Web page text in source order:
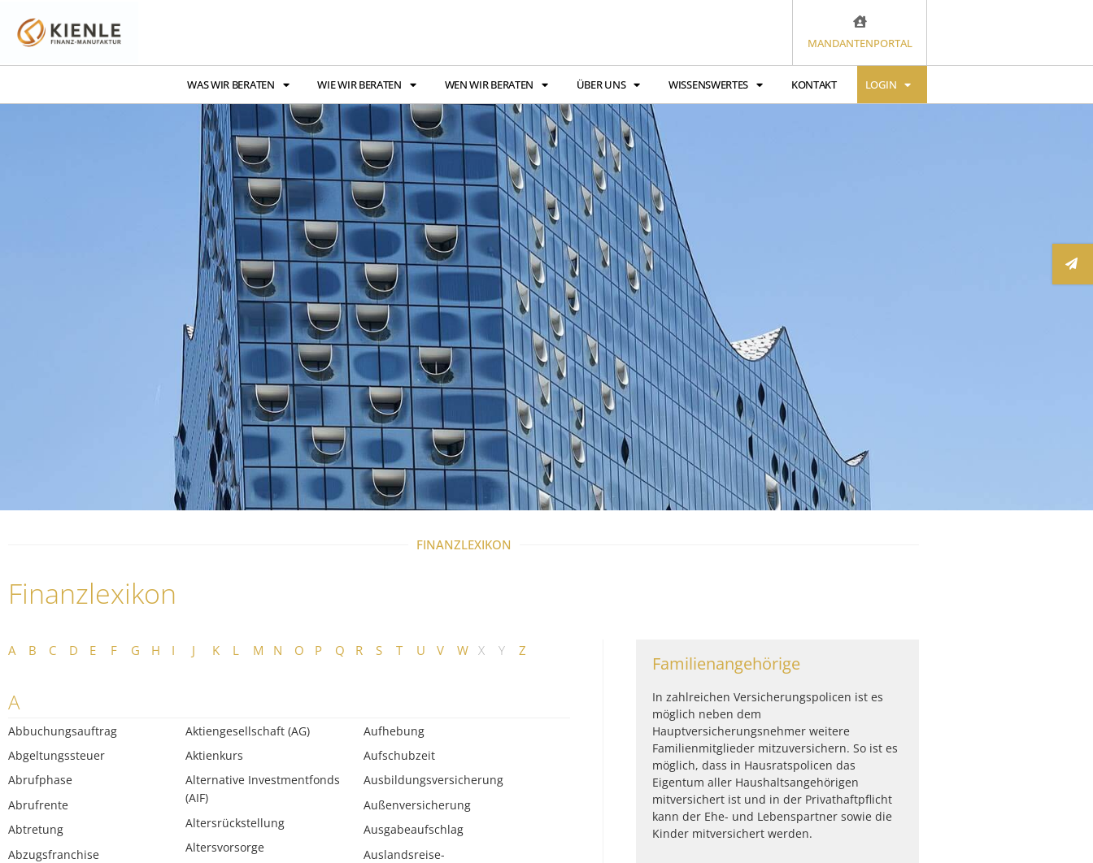
MANDANTENPORTAL
WAS WIR BERATEN WIE WIR BERATEN WEN WIR BERATEN ÜBER UNS WISSENSWERTES KONTAKT LOGIN
FINANZLEXIKON
Finanzlexikon
A B C D E F G H I J K L M N O P Q R S T U V W X Y Z
A
Abbuchungsauftrag
Abgeltungssteuer
Abrufphase
Abrufrente
Abtretung
Abzugsfranchise
Aktiengesellschaft (AG)
Aktienkurs
Alternative Investmentfonds
(AIF)
Altersrückstellung
Altersvorsorge
Aufhebung
Aufschubzeit
Ausbildungsversicherung
Außenversicherung
Ausgabeaufschlag
Auslandsreise-
Familienangehörige
In zahlreichen Versicherungspolicen ist es
möglich neben dem
Hauptversicherungsnehmer weitere
Familienmitglieder mitzuversichern. So ist es
möglich, dass in Hausratspolicen das
Eigentum aller Haushaltsangehörigen
mitversichert ist und in der Privathaftpflicht
kann der Ehe- und Lebenspartner sowie die
Kinder mitversichert werden.